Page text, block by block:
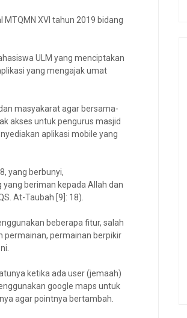
XVI tahun 2019 bidang
ULM yang menciptakan
yang mengajak umat
masyakarat agar bersama-
akses untuk pengurus masjid
aplikasi mobile yang
yang berbunyi,
beriman kepada Allah dan
At-Taubah [9]: 18).
beberapa fitur, salah
permainan, permainan berpikir
ketika ada user (jemaah)
google maps untuk
agar pointnya bertambah.